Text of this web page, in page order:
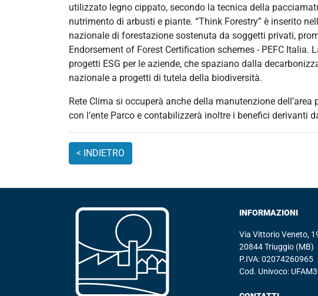
utilizzato legno cippato, secondo la tecnica della
nutrimento di arbusti e piante. “Think Forestry” è inserito
nazionale di forestazione sostenuta da soggetti privati,
Endorsement of Forest Certification schemes - PEFC Italia.
progetti ESG per le aziende, che spaziano dalla
nazionale a progetti di tutela della biodiversità.
Rete Clima si occuperà anche della manutenzione
con l’ente Parco e contabilizzerà inoltre i benefici derivanti
INFORMAZIONI
Via Vittorio Veneto,
20844 Triuggio (MB)
P.IVA: 02074260965
Cod. Univoco: